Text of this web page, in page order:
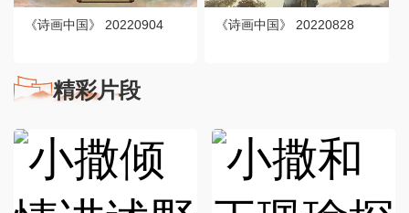
《诗画中国》 20220904 《诗画中国》 20220828
精彩片段